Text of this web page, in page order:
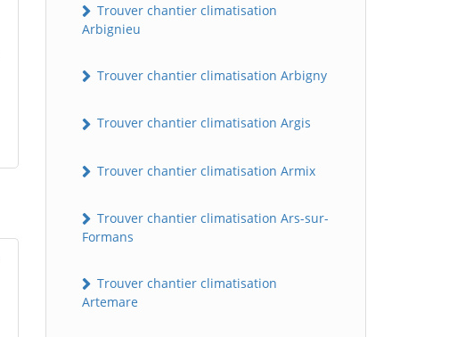
Trouver chantier climatisation
Arbignieu
Trouver chantier climatisation Arbigny
Trouver chantier climatisation Argis
Trouver chantier climatisation Armix
Trouver chantier climatisation Ars-sur-
Formans
Trouver chantier climatisation
Artemare